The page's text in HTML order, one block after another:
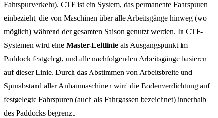
Fahrspurverkehr). CTF ist ein System, das permanente Fahrspuren
einbezieht, die von Maschinen über alle Arbeitsgänge hinweg (wo
möglich) während der gesamten Saison genutzt werden. In CTF-
Systemen wird eine Master-Leitlinie als Ausgangspunkt im
Paddock festgelegt, und alle nachfolgenden Arbeitsgänge basieren
auf dieser Linie. Durch das Abstimmen von Arbeitsbreite und
Spurabstand aller Anbaumaschinen wird die Bodenverdichtung auf
festgelegte Fahrspuren (auch als Fahrgassen bezeichnet) innerhalb
des Paddocks begrenzt.